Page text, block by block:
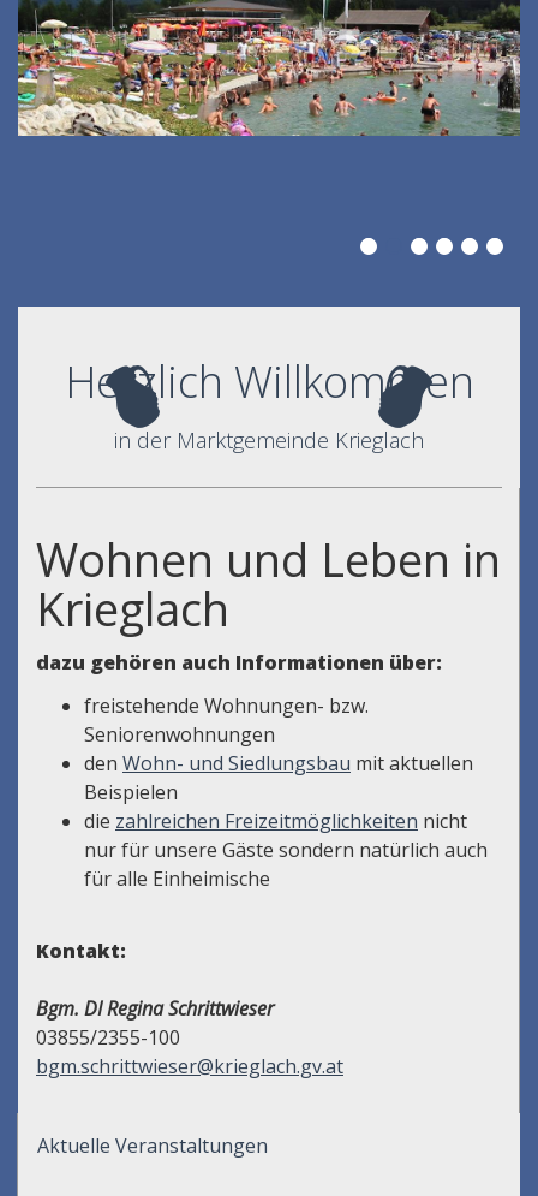
Herzlich Willkommen
in der Marktgemeinde Krieglach
Wohnen und Leben in
Krieglach
dazu gehören auch Informationen über:
freistehende Wohnungen- bzw.
Seniorenwohnungen
den Wohn- und Siedlungsbau mit aktuellen
Beispielen
die zahlreichen Freizeitmöglichkeiten nicht
nur für unsere Gäste sondern natürlich auch
für alle Einheimische
Kontakt:
Bgm. DI Regina Schrittwieser
03855/2355-100
bgm.schrittwieser@krieglach.gv.at
Aktuelle Veranstaltungen